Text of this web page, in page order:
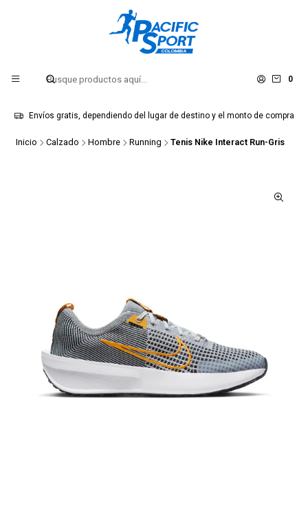
0
Envíos gratis, dependiendo del lugar de destino y el monto de compra
Inicio Calzado Hombre Running Tenis Nike Interact Run-Gris